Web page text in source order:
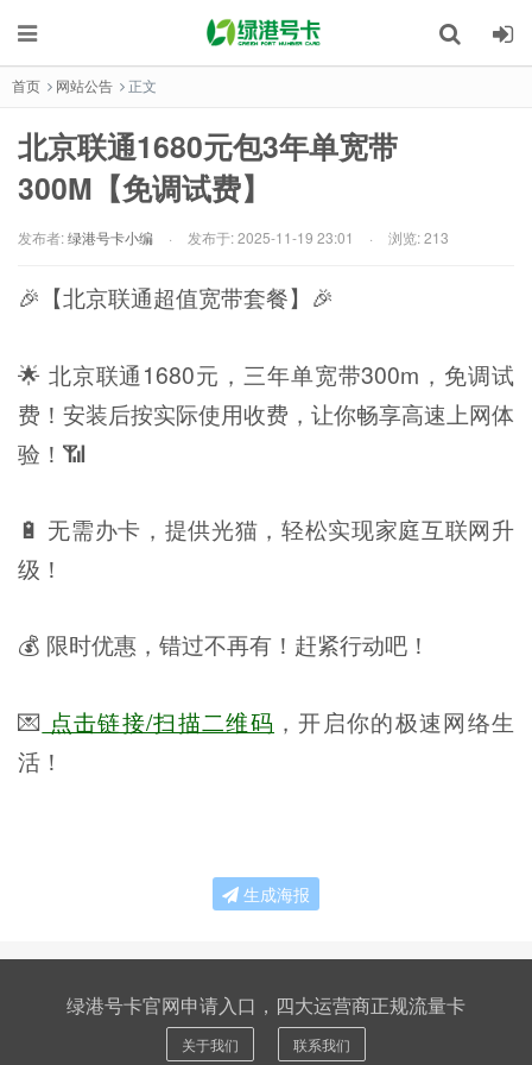
首页 网站公告 正文
北京联通1680元包3年单宽带
300M【免调试费】
发布者:绿港号卡小编 · 发布于:2025-11-19 23:01 · 浏览: 213
🎉【北京联通超值宽带套餐】🎉
🌟 北京联通1680元，三年单宽带300m，免调试
费！安装后按实际使用收费，让你畅享高速上网体
验！📶
🔋 无需办卡，提供光猫，轻松实现家庭互联网升
级！
💰 限时优惠，错过不再有！赶紧行动吧！
💌 点击链接/扫描二维码 ，开启你的极速网络生
活！
生成海报
绿港号卡官网申请入口，四大运营商正规流量卡
关于我们 联系我们